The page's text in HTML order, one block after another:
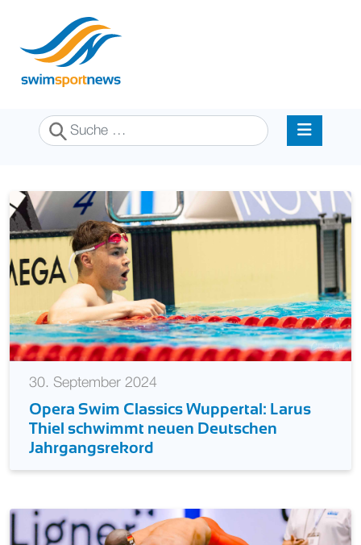
Suchen
30. September 2024
Opera Swim Classics Wuppertal: Larus
Thiel schwimmt neuen Deutschen
Jahrgangsrekord